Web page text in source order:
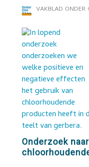
VAKBLAD ONDER
Onderzoek